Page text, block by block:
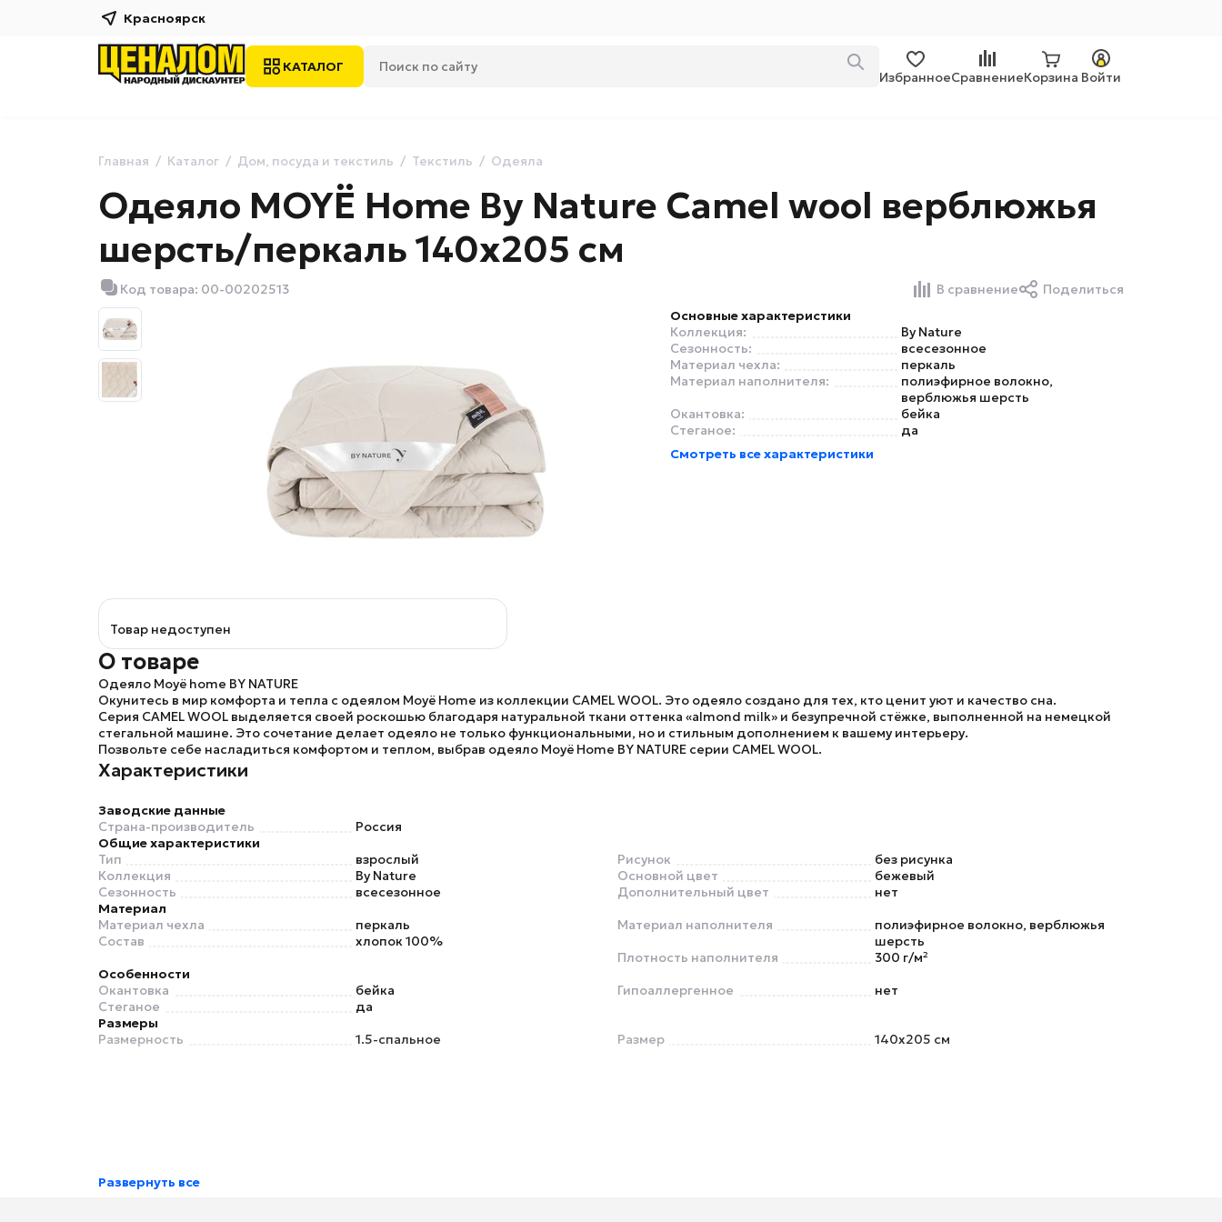
Красноярск
КАТАЛОГ
ИзбранноеСравнениеКорзина Войти
Главная Каталог Дом, посуда и текстиль Текстиль Одеяла
Одеяло MOYЁ Home By Nature Camel wool верблюжья
шерсть/перкаль 140х205 см
Код товара: 00-00202513 В сравнение
Поделиться
Основные характеристики
Коллекция:
By Nature
Сезонность:
всесезонное
Материал чехла:
перкаль
Материал наполнителя:
полиэфирное волокно,
верблюжья шерсть
Окантовка:
бейка
Стеганое:
да
Смотреть все характеристики
Товар недоступен
О товаре
Одеяло Moyё home BY NATURE
Окунитесь в мир комфорта и тепла с одеялом Moyё Home из коллекции CAMEL WOOL. Это одеяло создано для тех, кто ценит уют и качество сна.
Серия CAMEL WOOL выделяется своей роскошью благодаря натуральной ткани оттенка «almond milk» и безупречной стёжке, выполненной на немецкой
стегальной машине. Это сочетание делает одеяло не только функциональными, но и стильным дополнением к вашему интерьеру.
Позвольте себе насладиться комфортом и теплом, выбрав одеяло Moyё Home BY NATURE серии CAMEL WOOL.
Характеристики
Заводские данные
Страна-производитель
Россия
Общие характеристики
Тип
взрослый
Коллекция
By Nature
Сезонность
всесезонное
Рисунок
без рисунка
Основной цвет
бежевый
Дополнительный цвет
нет
Материал
Материал чехла
перкаль
Состав
хлопок 100%
Материал наполнителя
полиэфирное волокно, верблюжья
шерсть
Плотность наполнителя
300 г/м²
Особенности
Окантовка
бейка
Стеганое
да
Гипоаллергенное
нет
Размеры
Размерность
1.5-спальное Размер 140х205 см
Развернуть все